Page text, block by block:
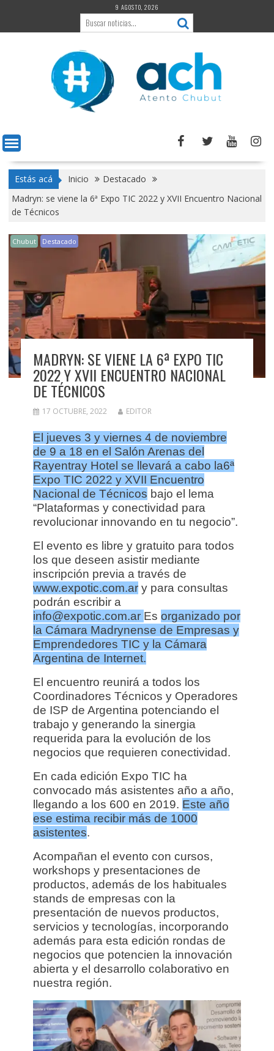
contenido
9 AGOSTO, 2026
Estás acá Inicio
Destacado
Madryn: se viene la 6ª Expo TIC 2022 y XVII Encuentro Nacional
de Técnicos
Chubut Destacado
MADRYN: SE VIENE LA 6ª EXPO TIC
2022 Y XVII ENCUENTRO NACIONAL
DE TÉCNICOS
17 OCTUBRE, 2022 EDITOR
El jueves 3 y viernes 4 de noviembre
de 9 a 18 en el Salón Arenas del
Rayentray Hotel se llevará a cabo la6ª
Expo TIC 2022 y XVII Encuentro
Nacional de Técnicos bajo el lema
“Plataformas y conectividad para
revolucionar innovando en tu negocio”.
El evento es libre y gratuito para todos
los que deseen asistir mediante
inscripción previa a través de
www.expotic.com.ary para consultas
podrán escribir a
info@expotic.com.ar Es organizado por
la Cámara Madrynense de Empresas y
Emprendedores TIC y la Cámara
Argentina de Internet.
El encuentro reunirá a todos los
Coordinadores Técnicos y Operadores
de ISP de Argentina potenciando el
trabajo y generando la sinergia
requerida para la evolución de los
negocios que requieren conectividad.
En cada edición Expo TIC ha
convocado más asistentes año a año,
llegando a los 600 en 2019. Este año
ese estima recibir más de 1000
asistentes.
Acompañan el evento con cursos,
workshops y presentaciones de
productos, además de los habituales
stands de empresas con la
presentación de nuevos productos,
servicios y tecnologías, incorporando
además para esta edición rondas de
negocios que potencien la innovación
abierta y el desarrollo colaborativo en
nuestra región.